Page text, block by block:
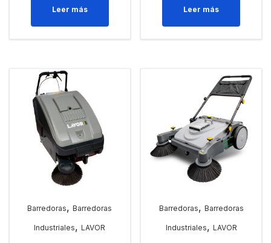
Leer más Leer más
Barredoras,Barredoras
Industriales,LAVOR
Barredoras, Barredoras
Industriales, LAVOR